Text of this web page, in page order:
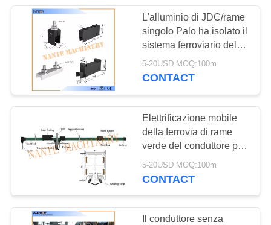
L'alluminio di JDC/rame
singolo Palo ha isolato il
sistema ferroviario del
conduttore
5-20USD MOQ:100m
CONTACT
Elettrificazione mobile
della ferrovia di rame
verde del conduttore per
gli strumenti elettrici
5-20USD MOQ:100m
CONTACT
Il conduttore senza